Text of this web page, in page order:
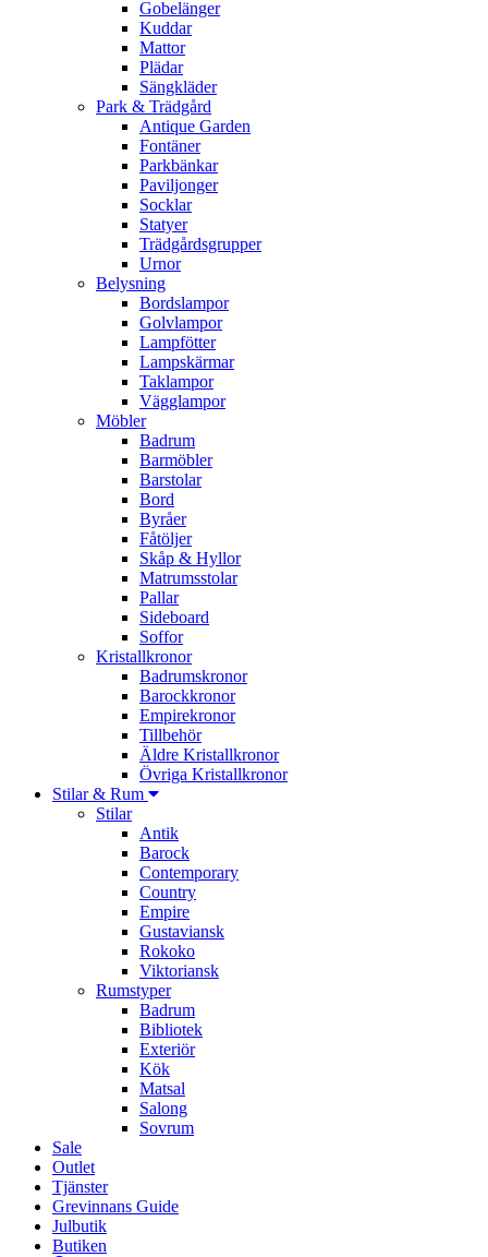
Gobelänger
Kuddar
Mattor
Plädar
Sängkläder
Park & Trädgård
Antique Garden
Fontäner
Parkbänkar
Paviljonger
Socklar
Statyer
Trädgårdsgrupper
Urnor
Belysning
Bordslampor
Golvlampor
Lampfötter
Lampskärmar
Taklampor
Vägglampor
Möbler
Badrum
Barmöbler
Barstolar
Bord
Byråer
Fåtöljer
Skåp & Hyllor
Matrumsstolar
Pallar
Sideboard
Soffor
Kristallkronor
Badrumskronor
Barockkronor
Empirekronor
Tillbehör
Äldre Kristallkronor
Övriga Kristallkronor
Stilar & Rum
Stilar
Antik
Barock
Contemporary
Country
Empire
Gustaviansk
Rokoko
Viktoriansk
Rumstyper
Badrum
Bibliotek
Exteriör
Kök
Matsal
Salong
Sovrum
Sale
Outlet
Tjänster
Grevinnans Guide
Julbutik
Butiken